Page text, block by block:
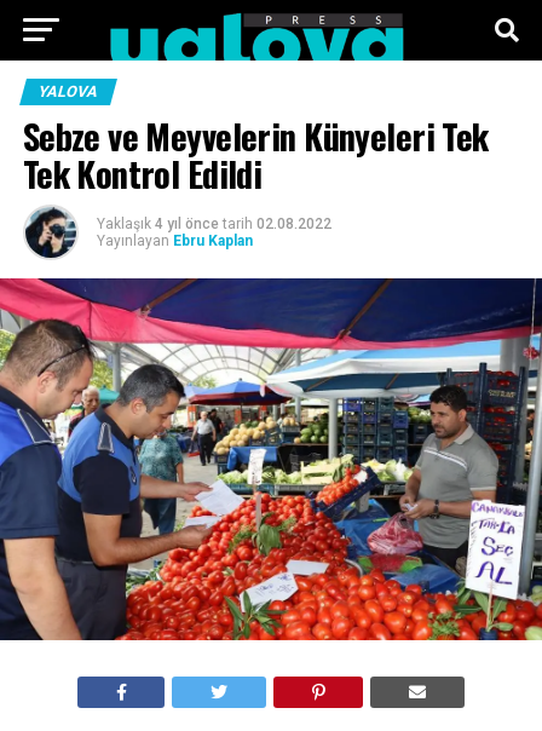
ANA SAYFA
TEKNOLOJI EKONOMI SPOR SIYASET
KÜNYE
YALOVA
Sebze ve Meyvelerin Künyeleri Tek
Tek Kontrol Edildi
Yaklaşık 4 yıl önce tarih 02.08.2022
Yayınlayan Ebru Kaplan